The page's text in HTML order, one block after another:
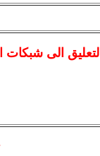
التعليق الى شبكات